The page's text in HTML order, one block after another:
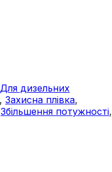
Для дизельних
, Захисна плівка,
Збільшення потужності,